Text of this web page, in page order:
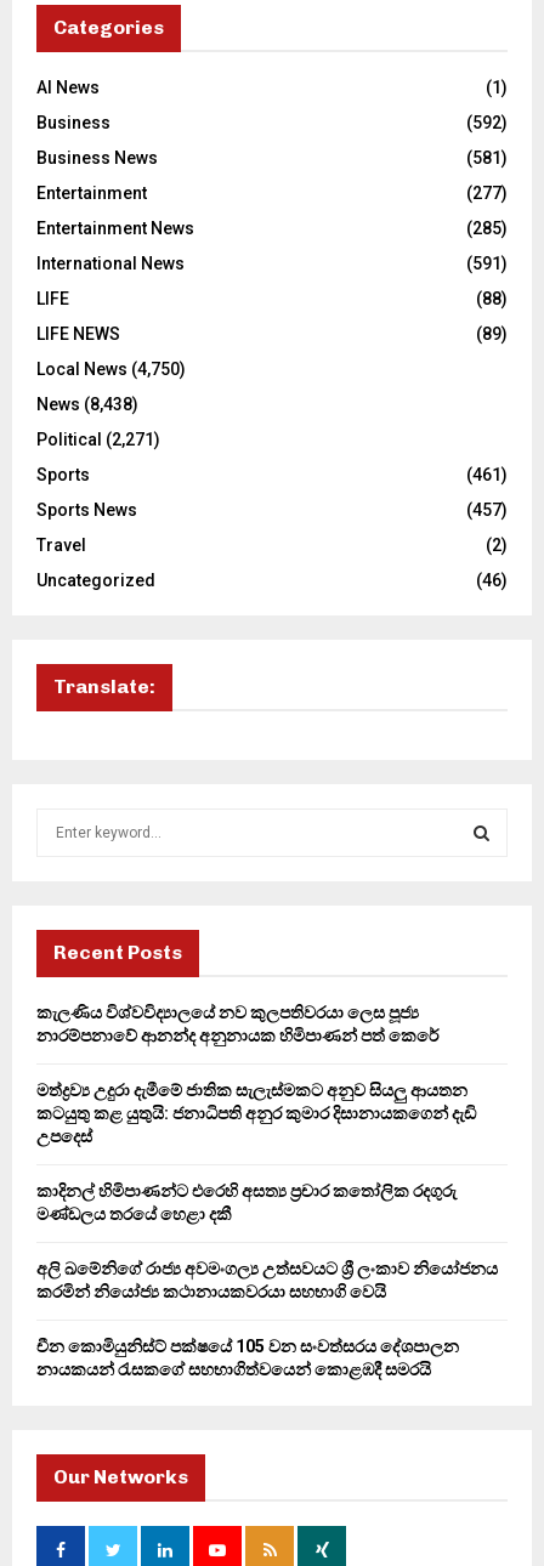
Categories
AI News
(1)
Business
(592)
Business News
(581)
Entertainment
(277)
Entertainment News
(285)
International News
(591)
LIFE
(88)
LIFE NEWS
(89)
Local News (4,750)
News (8,438)
Political (2,271)
Sports
(461)
Sports News
(457)
Travel
(2)
Uncategorized
(46)
Translate:
f
r
H
Recent Posts
කැලණිය විශ්වවිද්‍යාලයේ නව කුලපතිවරයා ලෙස පූජ්‍ය
නාරම්පනාවේ ආනන්ද අනුනායක හිමිපාණන් පත් කෙරේ
මත්ද්‍රව්‍ය උදුරා දැමීමේ ජාතික සැලැස්මකට අනුව සියලු ආයතන
කටයුතු කළ යුතුයි: ජනාධිපති අනුර කුමාර දිසානායකගෙන් දැඩි
උපදෙස්
කාදිනල් හිමිපාණන්ට එරෙහි අසත්‍ය ප්‍රචාර කතෝලික රදගුරු
මණ්ඩලය තරයේ හෙළා දකී
අලි ඛමේනිගේ රාජ්‍ය අවමංගල්‍ය උත්සවයට ශ්‍රී ලංකාව නියෝජනය
කරමින් නියෝජ්‍ය කථානායකවරයා සහභාගි වෙයි
චීන කොමියුනිස්ට් පක්ෂයේ 105 වන සංවත්සරය දේශපාලන
නායකයන් රැසකගේ සහභාගිත්වයෙන් කොළඹදී සමරයි
Our Networks